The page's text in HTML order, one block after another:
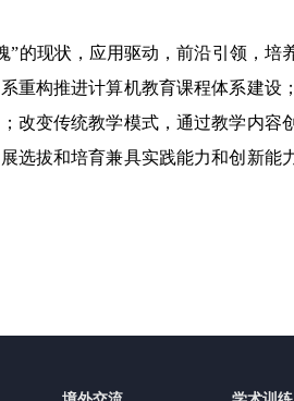
”的现状，应用驱动，前沿引领，培
重构推进计算机教育课程体系建设
改变传统教学模式，通过教学内容
选拔和培育兼具实践能力和创新能